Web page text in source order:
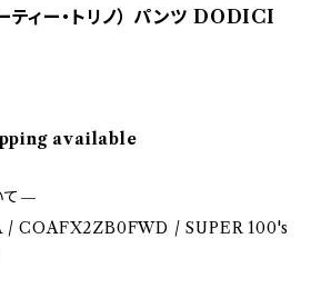
ィー・トリノ） パンツ DODICI
available
て—
COAFX2ZB0FWD / SUPER 100's